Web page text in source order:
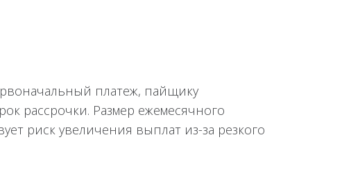
платеж, пайщику
рассрочки. Размер ежемесячного
риск увеличения выплат из-за резкого